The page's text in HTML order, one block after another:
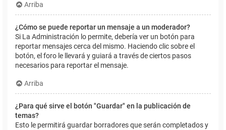
Arriba
¿Cómo se puede reportar un mensaje a un moderador?
Si La Administración lo permite, debería ver un botón para
reportar mensajes cerca del mismo. Haciendo clic sobre el
botón, el foro le llevará y guiará a través de ciertos pasos
necesarios para reportar el mensaje.
Arriba
¿Para qué sirve el botón "Guardar" en la publicación de
temas?
Esto le permitirá guardar borradores que serán completados y